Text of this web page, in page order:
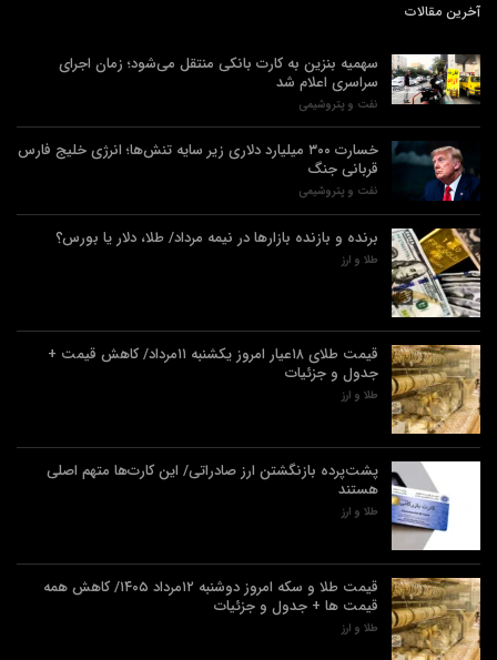
آخرین مقالات
سهمیه بنزین به کارت بانکی منتقل می‌شود؛ زمان اجرای
سراسری اعلام شد
نفت و پتروشیمی
خسارت ۳۰۰ میلیارد دلاری زیر سایه تنش‌ها؛ انرژی خلیج فارس
قربانی جنگ
نفت و پتروشیمی
برنده‌ و بازنده بازارها در نیمه مرداد/ طلا، دلار یا بورس؟
طلا و ارز
قیمت طلای ۱۸عیار امروز یکشنبه ۱۱مرداد/ کاهش قیمت +
جدول و جزئیات
طلا و ارز
پشت‌پرده بازنگشتن ارز صادراتی/ این کارت‌ها متهم اصلی
هستند
طلا و ارز
قیمت طلا و سکه امروز دوشنبه ۱۲مرداد ۱۴۰۵/ کاهش همه
قیمت ها + جدول و جزئیات
طلا و ارز